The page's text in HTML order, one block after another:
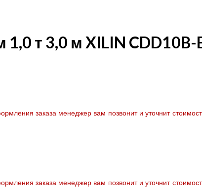
т 3,0 м XILIN CDD10B-
заказа менеджер вам позвонит и уточнит
заказа менеджер вам позвонит и уточнит